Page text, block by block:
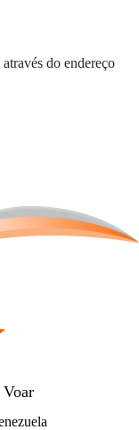
do endereço